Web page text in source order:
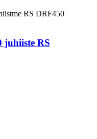
juhiiste RS